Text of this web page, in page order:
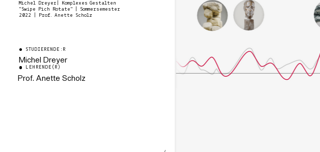
Michel Dreyer| Komplexes Gestalten
"Swipe Pich Rotate" | Sommersemester
2022 | Prof. Anette Scholz
STUDIERENDE:R
Michel Dreyer
LEHRENDE(R)
Prof. Anette Scholz